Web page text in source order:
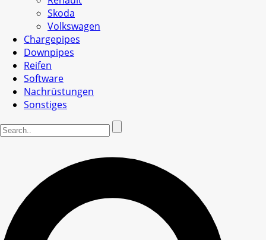
Skoda
Volkswagen
Chargepipes
Downpipes
Reifen
Software
Nachrüstungen
Sonstiges